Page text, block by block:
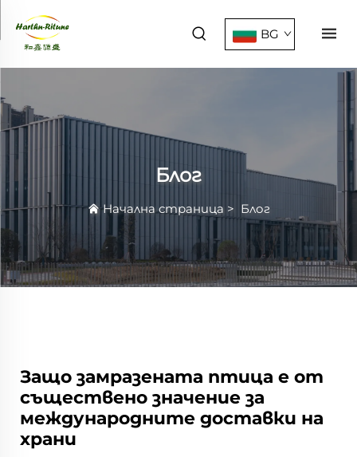
BG
Блог
Начална страница > Блог
Защо замразената птица е от
съществено значение за
международните доставки на
храни